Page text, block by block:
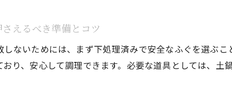
えるべき準備とコツ
ないためには、まず下処理済みで安全なふぐを選ぶ
おり、安心して調理できます。必要な道具としては、